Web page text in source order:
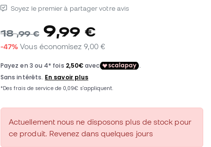
Soyez le premier à partager votre avis
18,99 € 9,99 €
-47% Vous économisez 9,00 €
Actuellement nous ne disposons plus de stock pour
ce produit. Revenez dans quelques jours